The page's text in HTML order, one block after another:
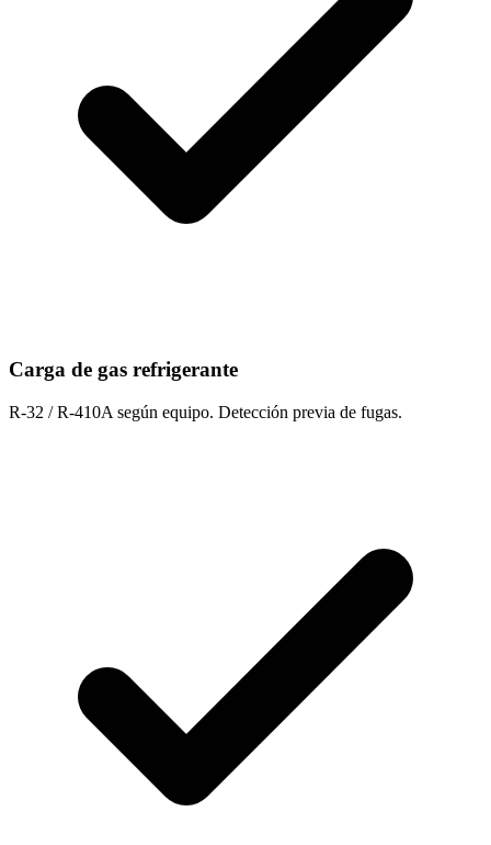
Carga de gas refrigerante
R-32 / R-410A según equipo. Detección previa de fugas.